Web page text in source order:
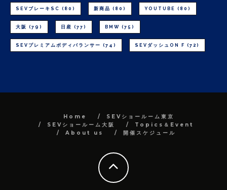
SEVブレーキSC (80) 新商品 (80) YOUTUBE (80)
大阪 (79) 日産 (77) BMW (75)
SEVプレミアムボディバランサー (74) SEVダッシュON F (72)
Home
SEVショールーム東京
SEVショールーム大阪
Topics＆Event
About us
開催スケジュール